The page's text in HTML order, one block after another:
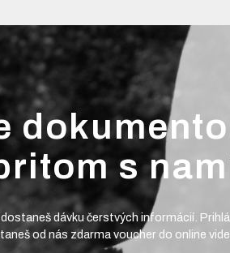
s
dávku čerstvých informácií.
od nás zdarma voucher do online